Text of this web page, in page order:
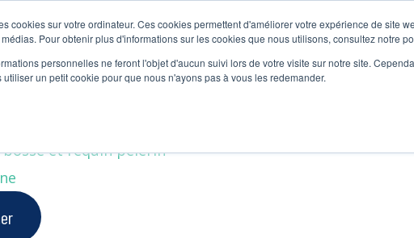
cookies sur votre ordinateur. Ces cookies permettent d'améliorer votre expérience de site
Pour obtenir plus d'informations sur les cookies que nous utilisons, consultez notre
personnelles ne feront l'objet d'aucun suivi lors de votre visite sur notre site.
utiliser un petit cookie pour que nous n'ayons pas à vous les redemander.
ACCUEIL NOS ACTIVITÉS MATÉRIEL PÉDAGOGIQUE
– Le caca de
héroïnes ? Elles ont le pouvoir de sauver le monde …
et requin pèlerin